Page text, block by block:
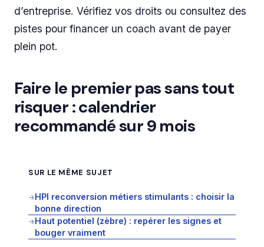
d’entreprise. Vérifiez vos droits ou consultez des
pistes pour financer un coach avant de payer
plein pot.
Faire le premier pas sans tout
risquer : calendrier
recommandé sur 9 mois
SUR LE MÊME SUJET
→HPI reconversion métiers stimulants : choisir la
bonne direction
→Haut potentiel (zèbre) : repérer les signes et
bouger vraiment